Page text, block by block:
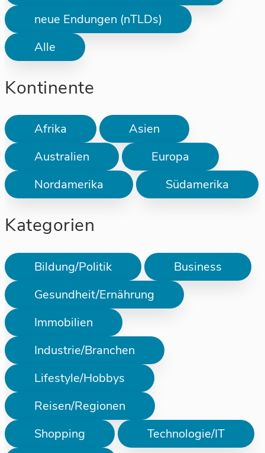
neue Endungen (nTLDs)
Alle
Kontinente
Afrika
Asien
Australien
Europa
Nordamerika
Südamerika
Kategorien
Bildung/Politik
Business
Gesundheit/Ernährung
Immobilien
Industrie/Branchen
Lifestyle/Hobbys
Reisen/Regionen
Shopping
Technologie/IT